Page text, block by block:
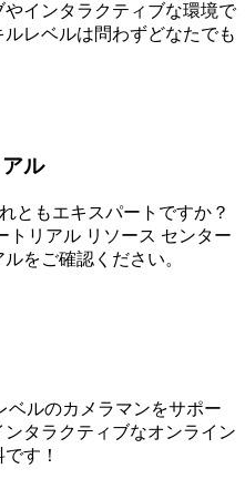
インタラクティブな環境で
レベルは問わずどなたでも
ル
ともエキスパートですか？
トリアル リソース センター
をご確認ください。
ベルのカメラマンをサポー
タラクティブなオンライン
す！